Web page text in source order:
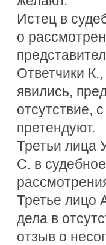
Истец в
о
Ответчики
явились,
отсутствие,
претендуют.
Третьи лица
С. в
Третье лицо
дела в
отзыв о